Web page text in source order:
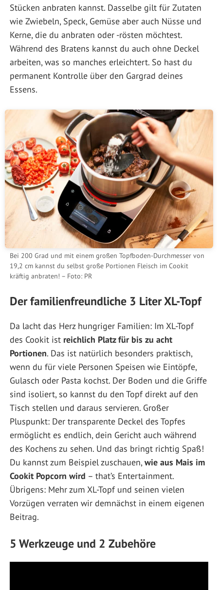
Stücken anbraten kannst. Dasselbe gilt für Zutaten
wie Zwiebeln, Speck, Gemüse aber auch Nüsse und
Kerne, die du anbraten oder -rösten möchtest.
Während des Bratens kannst du auch ohne Deckel
arbeiten, was so manches erleichtert. So hast du
permanent Kontrolle über den Gargrad deines
Essens.
Bei 200 Grad und mit einem großen Topfboden-Durchmesser von
19,2 cm kannst du selbst große Portionen Fleisch im Cookit
kräftig anbraten! – Foto: PR
Der familienfreundliche 3 Liter XL-Topf
Da lacht das Herz hungriger Familien: Im XL-Topf
des Cookit ist reichlich Platz für bis zu acht
Portionen. Das ist natürlich besonders praktisch,
wenn du für viele Personen Speisen wie Eintöpfe,
Gulasch oder Pasta kochst. Der Boden und die Griffe
sind isoliert, so kannst du den Topf direkt auf den
Tisch stellen und daraus servieren. Großer
Pluspunkt: Der transparente Deckel des Topfes
ermöglicht es endlich, dein Gericht auch während
des Kochens zu sehen. Und das bringt richtig Spaß!
Du kannst zum Beispiel zuschauen,wie aus Mais im
Cookit Popcorn wird – that’s Entertainment.
Übrigens: Mehr zum XL-Topf und seinen vielen
Vorzügen verraten wir demnächst in einem eigenen
Beitrag.
5 Werkzeuge und 2 Zubehöre